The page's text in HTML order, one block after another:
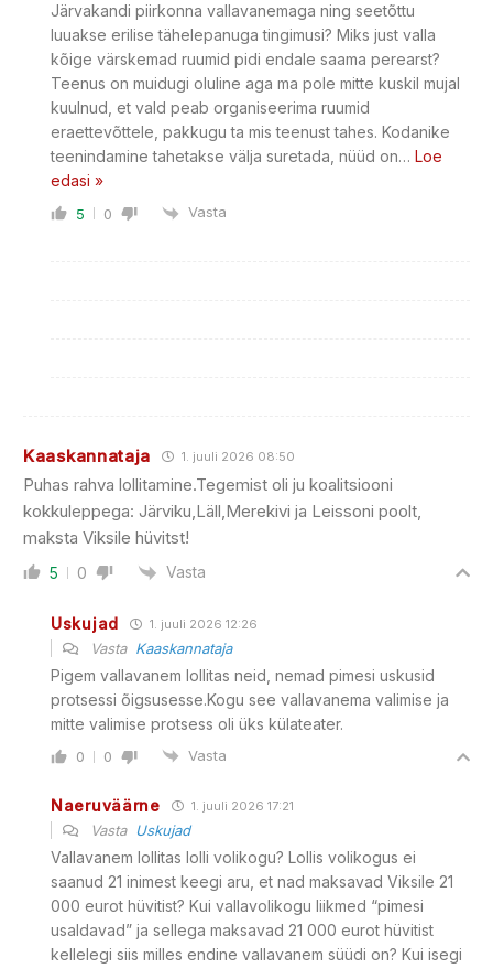
Järvakandi piirkonna vallavanemaga ning seetõttu
luuakse erilise tähelepanuga tingimusi? Miks just valla
kõige värskemad ruumid pidi endale saama perearst?
Teenus on muidugi oluline aga ma pole mitte kuskil mujal
kuulnud, et vald peab organiseerima ruumid
eraettevõttele, pakkugu ta mis teenust tahes. Kodanike
teenindamine tahetakse välja suretada, nüüd on… Loe
edasi »
5 0 Vasta
Kaaskannataja 1. juuli 2026 08:50
Puhas rahva lollitamine.Tegemist oli ju koalitsiooni
kokkuleppega: Järviku,Läll,Merekivi ja Leissoni poolt,
maksta Viksile hüvitst!
5 0 Vasta
Uskujad 1. juuli 2026 12:26
Vasta Kaaskannataja
Pigem vallavanem lollitas neid, nemad pimesi uskusid
protsessi õigsusesse.Kogu see vallavanema valimise ja
mitte valimise protsess oli üks külateater.
0 0 Vasta
Naeruväärne 1. juuli 2026 17:21
Vasta Uskujad
Vallavanem lollitas lolli volikogu? Lollis volikogus ei
saanud 21 inimest keegi aru, et nad maksavad Viksile 21
000 eurot hüvitist? Kui vallavolikogu liikmed “pimesi
usaldavad” ja sellega maksavad 21 000 eurot hüvitist
kellelegi siis milles endine vallavanem süüdi on? Kui isegi